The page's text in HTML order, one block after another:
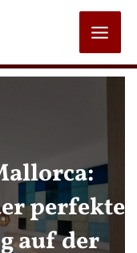
perfekte
auf der